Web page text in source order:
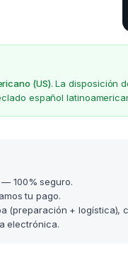
(US). La disposición
español
100% seguro.
tu pago.
(preparación + logística),
electrónica.